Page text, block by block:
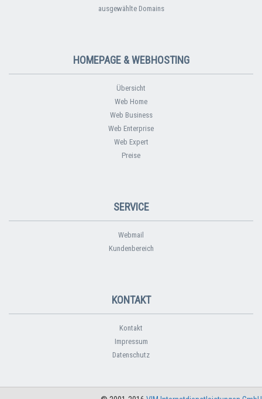
ausgewählte Domains
HOMEPAGE & WEBHOSTING
Übersicht
Web Home
Web Business
Web Enterprise
Web Expert
Preise
SERVICE
Webmail
Kundenbereich
KONTAKT
Kontakt
Impressum
Datenschutz